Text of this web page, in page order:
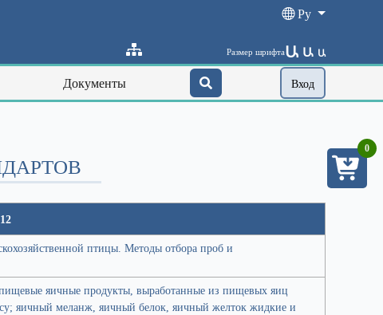
Ру
Размер шрифтаԱ Ա Ա
Документы Вход
птицы. Методы отбора проб и
пищевые яичные продукты, выработанные из пищевых яиц
яичный меланж, яичный белок, яичный желток жидкие и
0